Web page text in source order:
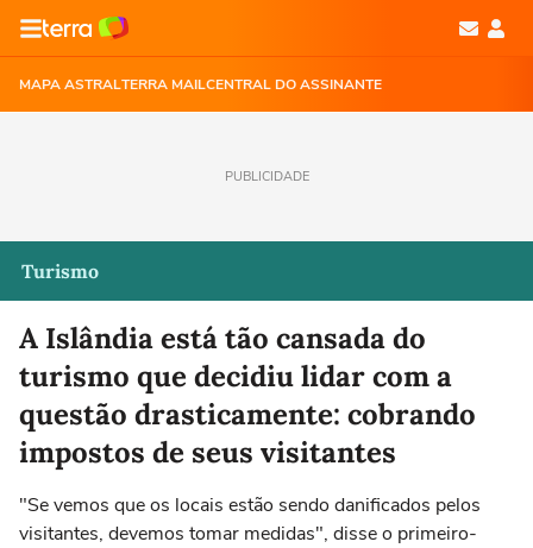
MAPA ASTRALTERRA MAILCENTRAL DO ASSINANTE
PUBLICIDADE
Turismo
A Islândia está tão cansada do
turismo que decidiu lidar com a
questão drasticamente: cobrando
impostos de seus visitantes
"Se vemos que os locais estão sendo danificados pelos
visitantes, devemos tomar medidas", disse o primeiro-